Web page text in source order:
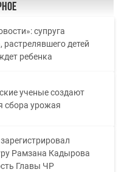
супруга
растрелявшего детей
ребенка
ученые создают
сбора урожая
Рамзана Кадырова
Главы ЧР